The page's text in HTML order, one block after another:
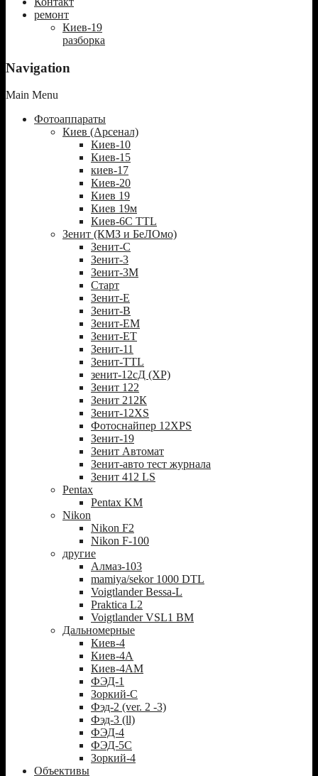
ремонт
Киев-19
разборка
Navigation
Main Menu
Фотоаппараты
Киев (Арсенал)
Киев-10
Киев-15
киев-17
Киев-20
Киев 19
Киев 19м
Киев-6С TTL
Зенит (КМЗ и БеЛОмо)
Зенит-С
Зенит-3
Зенит-3М
Старт
Зенит-Е
Зенит-В
Зенит-ЕМ
Зенит-ЕТ
Зенит-11
Зенит-TTL
зенит-12сД (XP)
Зенит 122
Зенит 212К
Зенит-12XS
Фотоснайпер 12XPS
Зенит-19
Зенит Автомат
Зенит-авто тест журнала
Зенит 412 LS
Pentax
Pentax KM
Nikon
Nikon F2
Nikon F-100
другие
Алмаз-103
mamiya/sekor 1000 DTL
Voigtlander Bessa-L
Praktica L2
Voigtlander VSL1 BM
Дальномерные
Киев-4
Киев-4А
Киев-4АМ
ФЭД-1
Зоркий-С
Фэд-2 (ver. 2 -3)
Фэд-3 (ll)
ФЭД-4
ФЭД-5С
Зоркий-4
Объективы